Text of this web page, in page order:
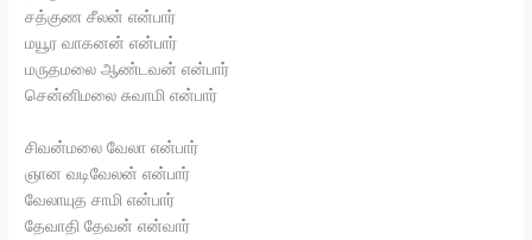
சத்குண சீலன் என்பார்
மயூர வாகனன் என்பார்
மருதமலை ஆண்டவன் என்பார்
சென்னிமலை சுவாமி என்பார்
சிவன்மலை வேலா என்பார்
ஞான வடிவேலன் என்பார்
வேலாயுத சாமி என்பார்
தேவாதி தேவன் என்வார்